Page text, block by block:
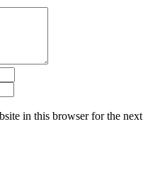
in this browser for the next